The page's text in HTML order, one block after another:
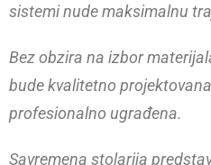
sistemi nude maksimalnu
Bez obzira na izbor
bude kvalitetno
profesionalno ugrađena.
Savremena stolarija